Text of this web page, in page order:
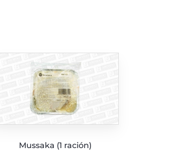
Mussaka (1 ración)